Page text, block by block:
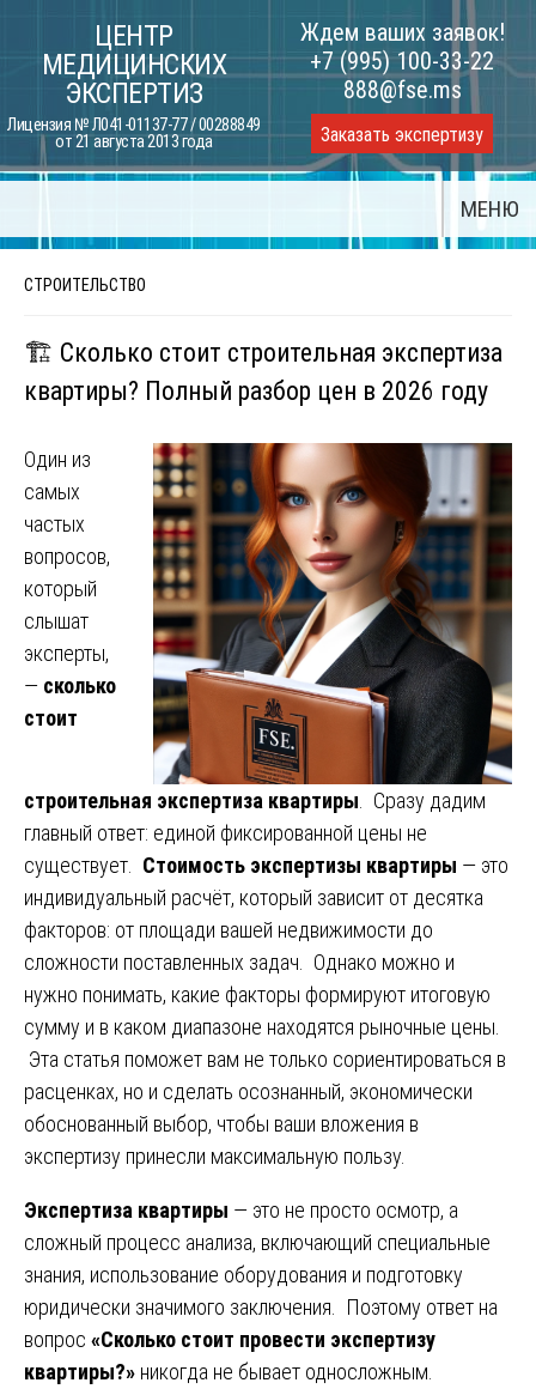
content
ЦЕНТР
МЕДИЦИНСКИХ
ЭКСПЕРТИЗ
Лицензия № Л041-01137-77 / 00288849
от 21 августа 2013 года
Ждем ваших заявок!
+7 (995) 100-33-22
888@fse.ms
Заказать экспертизу
МЕНЮ
СТРОИТЕЛЬСТВО
🏗️ Сколько стоит строительная экспертиза
квартиры? Полный разбор цен в 2026 году
Один из
самых
частых
вопросов,
который
слышат
эксперты,
— сколько
стоит
строительная экспертиза квартиры . Сразу дадим
главный ответ: единой фиксированной цены не
существует. Стоимость экспертизы квартиры — это
индивидуальный расчёт, который зависит от десятка
факторов: от площади вашей недвижимости до
сложности поставленных задач. Однако можно и
нужно понимать, какие факторы формируют итоговую
сумму и в каком диапазоне находятся рыночные цены.
Эта статья поможет вам не только сориентироваться в
расценках, но и сделать осознанный, экономически
обоснованный выбор, чтобы ваши вложения в
экспертизу принесли максимальную пользу.
Экспертиза квартиры — это не просто осмотр, а
сложный процесс анализа, включающий специальные
знания, использование оборудования и подготовку
юридически значимого заключения. Поэтому ответ на
вопрос «Сколько стоит провести экспертизу
квартиры?» никогда не бывает односложным.